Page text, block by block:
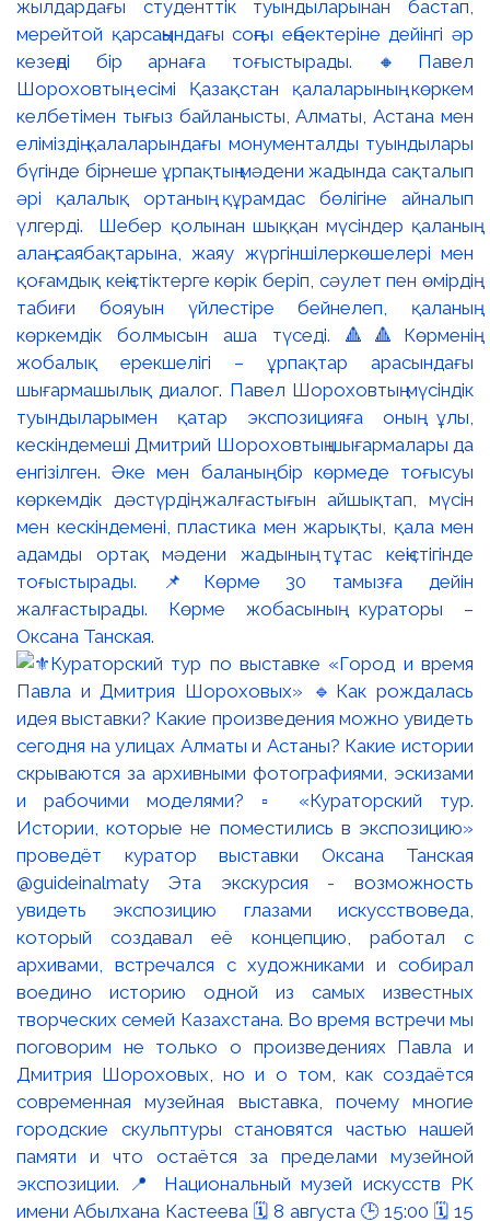
жылдардағы студенттік туындыларынан бастап,
мерейтой қарсаңындағы соңғы еңбектеріне дейінгі әр
кезеңді бір арнаға тоғыстырады. 🔸Павел
Шороховтың есімі Қазақстан қалаларының көркем
келбетімен тығыз байланысты, Алматы, Астана мен
еліміздің қалаларындағы монументалды туындылары
бүгінде бірнеше ұрпақтың мәдени жадында сақталып
әрі қалалық ортаның құрамдас бөлігіне айналып
үлгерді. Шебер қолынан шыққан мүсіндер қаланың
алаң-саябақтарына, жаяу жүргіншілеркөшелері мен
қоғамдық кеңістіктерге көрік беріп, сәулет пен өмірдің
табиғи бояуын үйлестіре бейнелеп, қаланың
көркемдік болмысын аша түседі. 🔺🔺Көрменің
жобалық ерекшелігі – ұрпақтар арасындағы
шығармашылық диалог. Павел Шороховтың мүсіндік
туындыларымен қатар экспозицияға оның ұлы,
кескіндемеші Дмитрий Шороховтың шығармалары да
енгізілген. Әке мен баланың бір көрмеде тоғысуы
көркемдік дәстүрдің жалғастығын айшықтап, мүсін
мен кескіндемені, пластика мен жарықты, қала мен
адамды ортақ мәдени жадының тұтас кеңістігінде
тоғыстырады. 📌Көрме 30 тамызға дейін
жалғастырады. Көрме жобасының кураторы –
Оксана Танская.